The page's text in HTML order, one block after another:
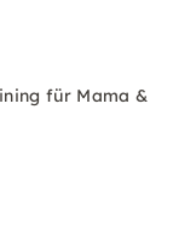
für Mama &